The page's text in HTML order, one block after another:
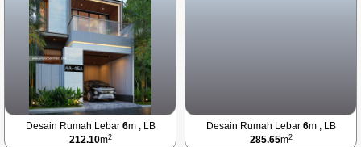
Desain Rumah Lebar 6m , LB
212.10m2
Desain Rumah Lebar 6m , LB
285.65m2